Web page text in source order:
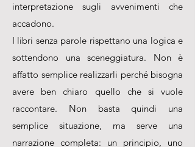
interpretazione sugli avvenimenti che
accadono.
I libri senza parole rispettano una logica e
sottendono una sceneggiatura. Non è
affatto semplice realizzarli perché bisogna
avere ben chiaro quello che si vuole
raccontare. Non basta quindi una
semplice situazione, ma serve una
narrazione completa: un principio, uno